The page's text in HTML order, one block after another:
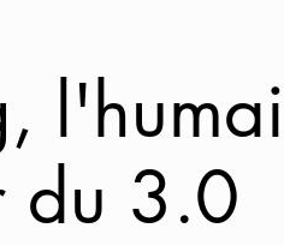
du 3.0